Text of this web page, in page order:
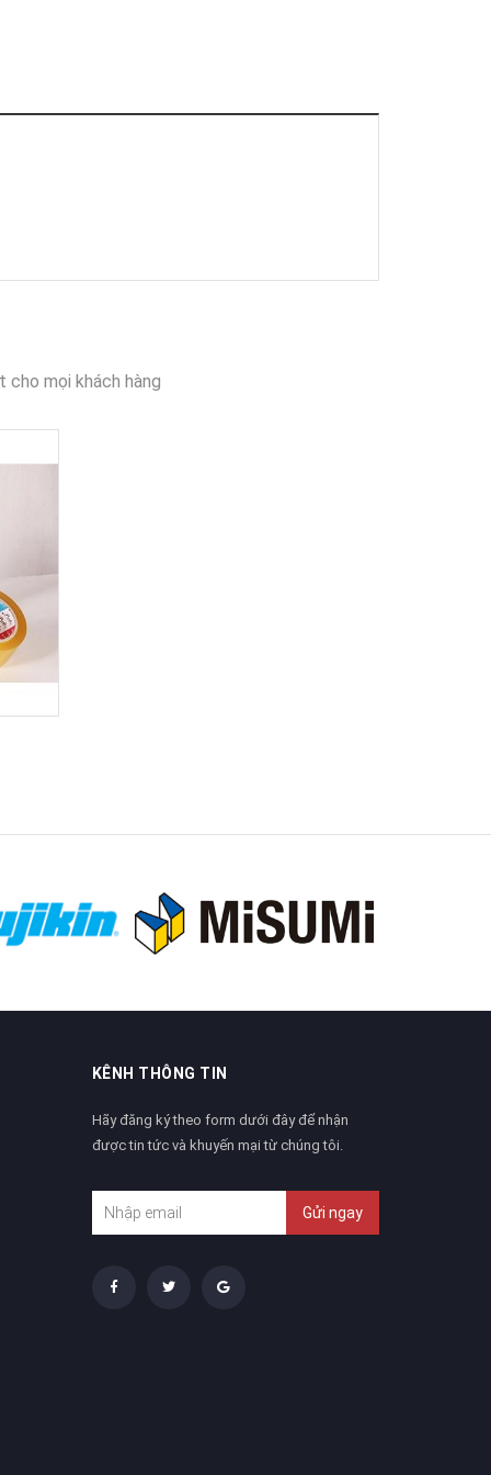
cho mọi khách hàng
KÊNH THÔNG TIN
Hãy đăng ký theo form dưới đây để nhận
được tin tức và khuyến mại từ chúng tôi.
Gửi ngay